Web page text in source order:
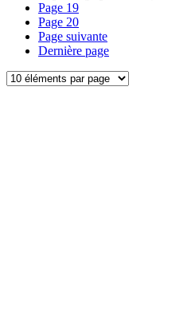
Page 19
Page 20
Page suivante
Dernière page